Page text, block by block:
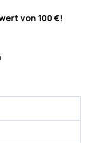
von 100 €!